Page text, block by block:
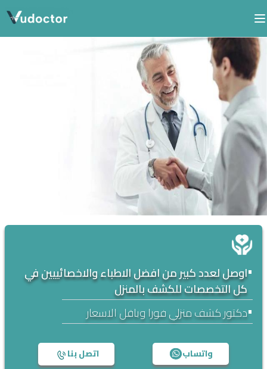
•اوصل لعدد كبير من افضل الاطباء والاخصائييين في
كل التخصصات للكشف بالمنزل
•دكتور كشف منزلي فورا وباقل الاسعار
واتساب اتصل بنا